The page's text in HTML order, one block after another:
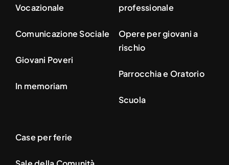
Vocazionale
Comunicazione Sociale
Giovani Poveri
In memoriam
professionale
Opere per giovani a
rischio
Parrocchia e Oratorio
Scuola
Case per ferie